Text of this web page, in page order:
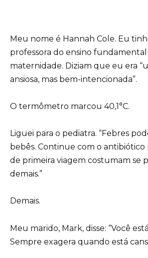
Meu nome é Hannah Cole. Eu
professora do ensino
maternidade. Diziam que eu era
ansiosa, mas bem-intencionada”.
O termômetro marcou 40,1°C.
Liguei para o pediatra. “Febres
bebês. Continue com o antibiótico
de primeira viagem costumam se
demais.”
Demais.
Meu marido, Mark, disse: “Você
Sempre exagera quando está